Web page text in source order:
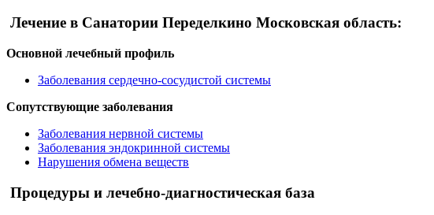
Лечение в Санатории Переделкино Московская область:
Основной лечебный профиль
Заболевания сердечно-сосудистой системы
Сопутствующие заболевания
Заболевания нервной системы
Заболевания эндокринной системы
Нарушения обмена веществ
Процедуры и лечебно-диагностическая база